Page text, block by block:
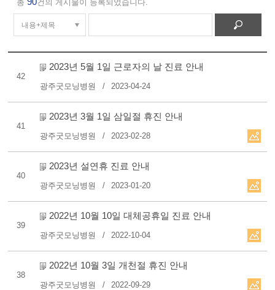
총 건의 게시물이 등록되었습니다.
42
2023년 5월 1일 근로자의 날 진료 안내
광주굿모닝병원 2023-04-24
41
2023년 3월 1일 삼일절 휴진 안내
광주굿모닝병원 2023-02-28
40
2023년 설연휴 진료 안내
광주굿모닝병원 2023-01-20
39
2022년 10월 10일 대체공휴일 진료 안내
광주굿모닝병원 2022-10-04
38
2022년 10월 3일 개천절 휴진 안내
광주굿모닝병원 2022-09-29